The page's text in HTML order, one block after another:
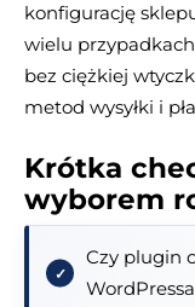
konfigurację
wielu
bez ciężkiej
metod wysyłki i
Krótka
wyborem
Czy plugin